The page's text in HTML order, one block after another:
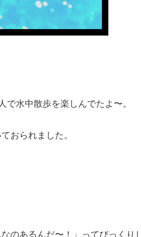
水中散歩を楽しんでたよ〜。
おられました。
のあるんだ〜！」ってびっくり